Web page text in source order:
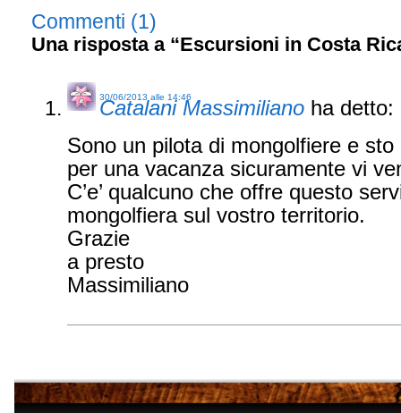
Commenti (1)
Una risposta a “Escursioni in Costa
Catalani Massimiliano ha detto:
30/06/2013 alle 14:46
Sono un pilota di mongolfiere e
per una vacanza sicuramente vi
C’e’ qualcuno che offre questo
mongolfiera sul vostro territorio.
Grazie
a presto
Massimiliano